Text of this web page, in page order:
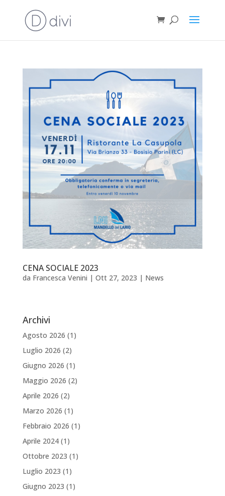
CENA SOCIALE 2023
da Francesca Venini | Ott 27, 2023 | News
Archivi
Agosto 2026 (1)
Luglio 2026 (2)
Giugno 2026 (1)
Maggio 2026 (2)
Aprile 2026 (2)
Marzo 2026 (1)
Febbraio 2026 (1)
Aprile 2024(1)
Ottobre 2023 (1)
Luglio 2023 (1)
Giugno 2023 (1)